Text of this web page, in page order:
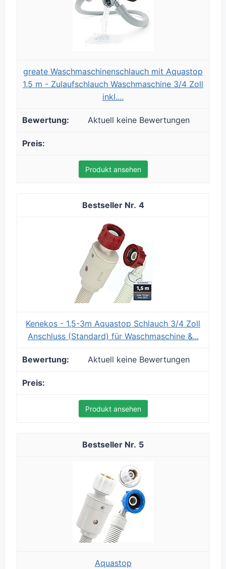
greate Waschmaschinenschlauch mit Aquastop
1,5 m - Zulaufschlauch Waschmaschine 3/4 Zoll
inkl....
Aktuell keine Bewertungen
Produkt ansehen
4
Kenekos - 1,5-3m Aquastop Schlauch 3/4 Zoll
Anschluss (Standard) für Waschmaschine &...
Aktuell keine Bewertungen
Produkt ansehen
5
Aquastop